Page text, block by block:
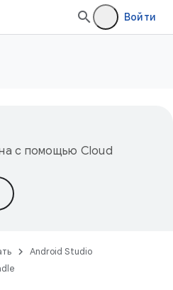
Войти
с помощью Cloud
Android Studio